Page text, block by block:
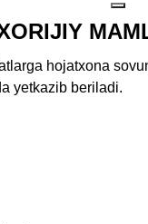
hojatxona
yetkazib beriladi.